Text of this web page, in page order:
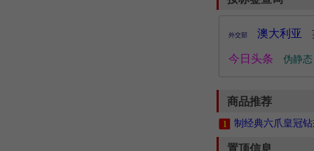
外交部 澳大利亚
今日头条 伪静态
商品推荐
制经典六爪皇冠